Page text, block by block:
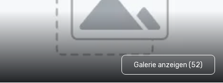
Galerie anzeigen (52)